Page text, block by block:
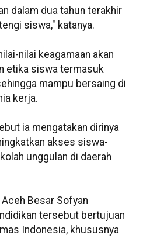
dalam dua tahun terakhir
siswa," katanya.
nilai keagamaan akan
etika siswa termasuk
mampu bersaing di
kerja.
ia mengatakan dirinya
akses siswa-
unggulan di daerah
Besar Sofyan
tersebut bertujuan
Indonesia, khususnya